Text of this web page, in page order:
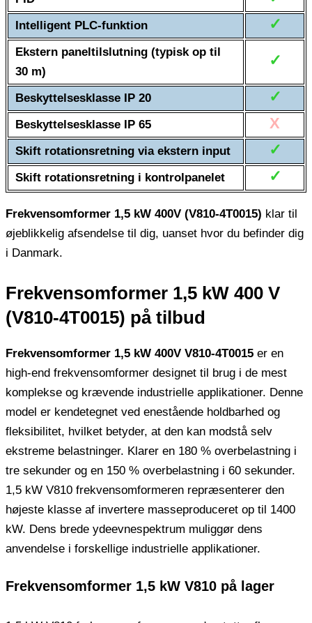
Intelligent PLC-funktion ✓
Ekstern paneltilslutning (typisk op til
30 m)
✓
Beskyttelsesklasse IP 20 ✓
Beskyttelsesklasse IP 65 X
Skift rotationsretning via ekstern input ✓
Skift rotationsretning i kontrolpanelet ✓
Frekvensomformer 1,5 kW 400V (V810-4T0015) klar til
øjeblikkelig afsendelse til dig, uanset hvor du befinder dig
i Danmark.
Frekvensomformer 1,5 kW 400 V
(V810-4T0015) på ​​tilbud
Frekvensomformer 1,5 kW 400V V810-4T0015 er en
high-end frekvensomformer designet til brug i de mest
komplekse og krævende industrielle applikationer. Denne
model er kendetegnet ved enestående holdbarhed og
fleksibilitet, hvilket betyder, at den kan modstå selv
ekstreme belastninger. Klarer en 180 % overbelastning i
tre sekunder og en 150 % overbelastning i 60 sekunder.
1,5 kW V810 frekvensomformeren repræsenterer den
højeste klasse af invertere masseproduceret op til 1400
kW. Dens brede ydeevnespektrum muliggør dens
anvendelse i forskellige industrielle applikationer.
Frekvensomformer 1,5 kW V810 på lager